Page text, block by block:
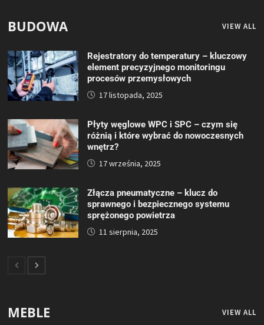
BUDOWA VIEW ALL
Rejestratory do temperatury – kluczowy
element precyzyjnego monitoringu
procesów przemysłowych
17 listopada, 2025
Płyty węglowe WPC i SPC – czym się
różnią i które wybrać do nowoczesnych
wnętrz?
17 września, 2025
Złącza pneumatyczne – klucz do
sprawnego i bezpiecznego systemu
sprężonego powietrza
11 sierpnia, 2025
MEBLE VIEW ALL